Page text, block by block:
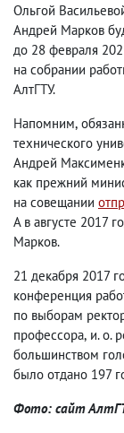
Ольгой
Андрей Марков
до 28 февраля
на собрании
АлтГТУ.
Напомним,
технического
Андрей
как прежний
на совещании
А в августе 2017
Марков.
21 декабря 2017
конференция
по выборам
профессора, и. о.
большинством
было отдано 197
Фото: сайт